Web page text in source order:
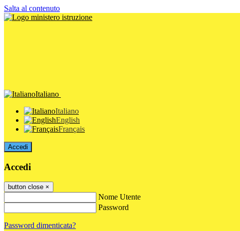
Salta al contenuto
Italiano
Italiano
English
Français
Accedi
Accedi
button close ×
Nome Utente
Password
Password dimenticata?